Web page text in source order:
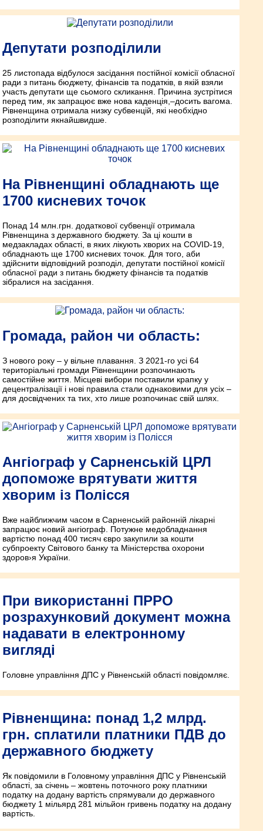
Депутати розподілили
25 листопада відбулося засідання постійної комісії обласної
ради з питань бюджету, фінансів та податків, в якій взяли
участь депутати ще сьомого скликання. Причина зустрітися
перед тим, як запрацює вже нова каденція,–досить вагома.
Рівненщина отримала низку субвенцій, які необхідно
розподілити якнайшвидше.
На Рівненщині обладнають ще
1700 кисневих точок
Понад 14 млн.грн. додаткової субвенції отримала
Рівненщина з державного бюджету. За ці кошти в
медзакладах області, в яких лікують хворих на COVID-19,
обладнають ще 1700 кисневих точок. Для того, аби
здійснити відповідний розподіл, депутати постійної комісії
обласної ради з питань бюджету фінансів та податків
зібралися на засідання.
Громада, район чи область:
З нового року – у вільне плавання. З 2021-го усі 64
територіальні громади Рівненщини розпочинають
самостійне життя. Місцеві вибори поставили крапку у
децентралізації і нові правила стали однаковими для усіх –
для досвідчених та тих, хто лише розпочинає свій шлях.
Ангіограф у Сарненській ЦРЛ
допоможе врятувати життя
хворим із Полісся
Вже найближчим часом в Сарненській районній лікарні
запрацює новий ангіограф. Потужне медобладнання
вартістю понад 400 тисяч євро закупили за кошти
субпроекту Світового банку та Міністерства охорони
здоров›я України.
При використанні ПРРО
розрахунковий документ можна
надавати в електронному
вигляді
Головне управління ДПС у Рівненській області повідомляє.
Рівненщина: понад 1,2 млрд.
грн. сплатили платники ПДВ до
державного бюджету
Як повідомили в Головному управління ДПС у Рівненській
області, за січень – жовтень поточного року платники
податку на додану вартість спрямували до державного
бюджету 1 мільярд 281 мільйон гривень податку на додану
вартість.